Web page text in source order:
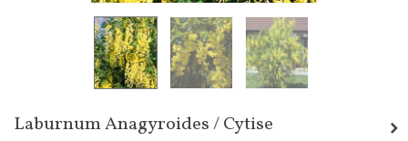
Laburnum Anagyroides / Cytise